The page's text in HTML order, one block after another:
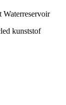
kunststof